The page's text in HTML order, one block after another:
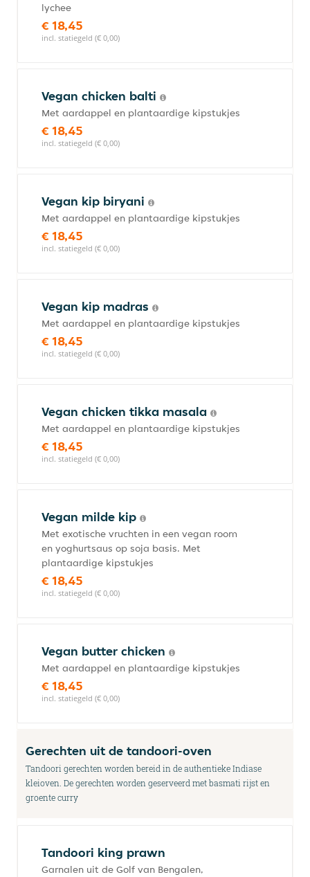
lychee
€ 18,45
incl. statiegeld (€ 0,00)
Vegan chicken balti
Met aardappel en plantaardige kipstukjes
€ 18,45
incl. statiegeld (€ 0,00)
Vegan kip biryani
Met aardappel en plantaardige kipstukjes
€ 18,45
incl. statiegeld (€ 0,00)
Vegan kip madras
Met aardappel en plantaardige kipstukjes
€ 18,45
incl. statiegeld (€ 0,00)
Vegan chicken tikka masala
Met aardappel en plantaardige kipstukjes
€ 18,45
incl. statiegeld (€ 0,00)
Vegan milde kip
Met exotische vruchten in een vegan room
en yoghurtsaus op soja basis. Met
plantaardige kipstukjes
€ 18,45
incl. statiegeld (€ 0,00)
Vegan butter chicken
Met aardappel en plantaardige kipstukjes
€ 18,45
incl. statiegeld (€ 0,00)
Gerechten uit de tandoori-oven
Tandoori gerechten worden bereid in de authentieke Indiase
kleioven. De gerechten worden geserveerd met basmati rijst en
groente curry
Tandoori king prawn
Garnalen uit de Golf van Bengalen,